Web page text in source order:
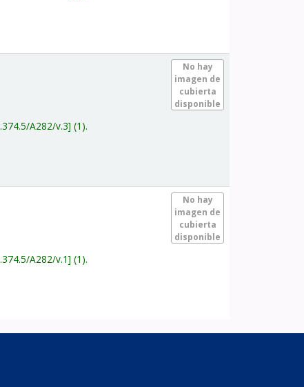
No hay
imagen de
cubierta
disponible
A282/v.3 (1).
No hay
imagen de
cubierta
disponible
A282/v.1 (1).